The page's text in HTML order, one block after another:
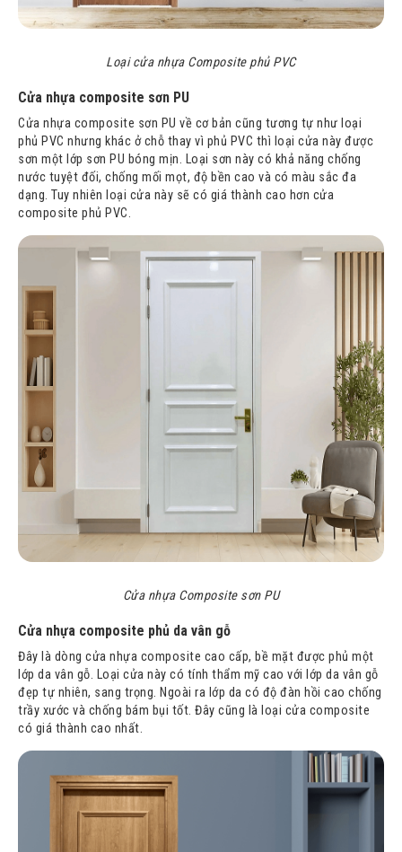
Loại cửa nhựa Composite phủ PVC
Cửa nhựa composite sơn PU
Cửa nhựa composite sơn PU về cơ bản cũng tương tự như loại
phủ PVC nhưng khác ở chỗ thay vì phủ PVC thì loại cửa này được
sơn một lớp sơn PU bóng mịn. Loại sơn này có khả năng chống
nước tuyệt đối, chống mối mọt, độ bền cao và có màu sắc đa
dạng. Tuy nhiên loại cửa này sẽ có giá thành cao hơn cửa
composite phủ PVC.
Cửa nhựa Composite sơn PU
Cửa nhựa composite phủ da vân gỗ
Đây là dòng cửa nhựa composite cao cấp, bề mặt được phủ một
lớp da vân gỗ. Loại cửa này có tính thẩm mỹ cao với lớp da vân gỗ
đẹp tự nhiên, sang trọng. Ngoài ra lớp da có độ đàn hồi cao chống
trầy xước và chống bám bụi tốt. Đây cũng là loại cửa composite
có giá thành cao nhất.